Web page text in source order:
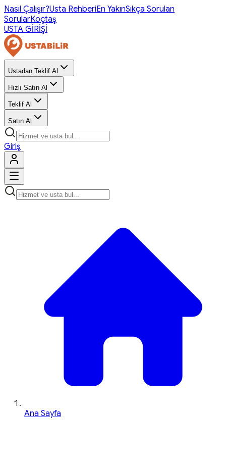
Nasıl Çalışır?Usta RehberiEn YakınSıkça Sorulan
SorularKoçtaş
USTA GİRİŞİ
Ustadan Teklif Al
Hızlı Satın Al
Teklif Al
Satın Al
Giriş
Ana Sayfa